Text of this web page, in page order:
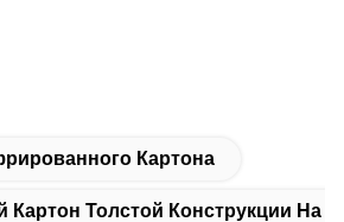
Картона
Толстой Конструкции На